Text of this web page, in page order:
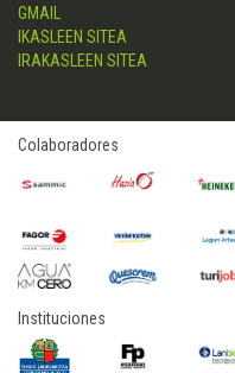
GMAIL
IKASLEEN SITEA
IRAKASLEEN SITEA
Colaboradores
Instituciones